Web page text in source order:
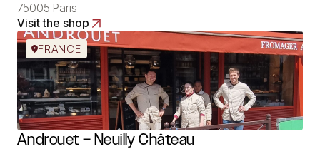
75005 Paris
Visit the shop
FRANCE
Androuet – Neuilly Château